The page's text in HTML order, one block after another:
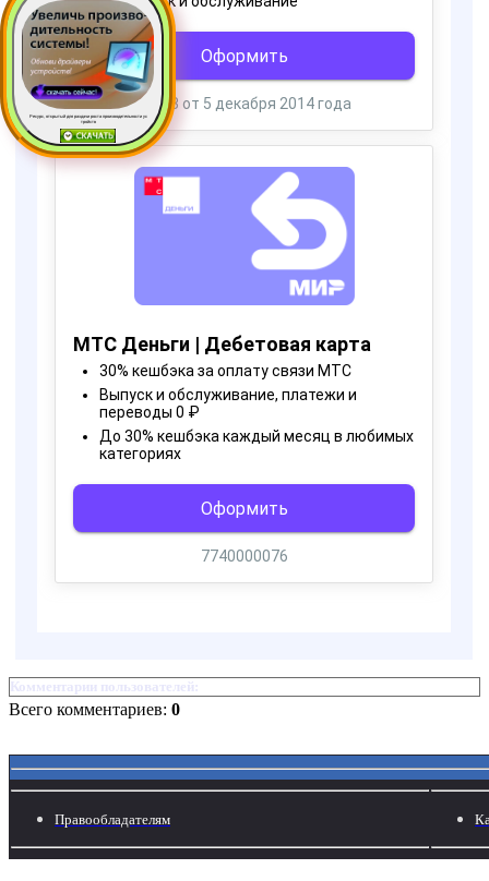
Ресурс, открытый для раздачи роста производительности ус
тройств
Комментарии пользователей:
Всего комментариев: 0
Правообладателям